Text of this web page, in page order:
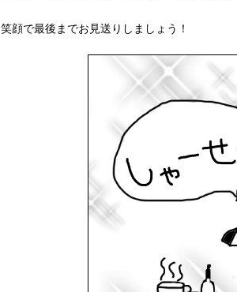
笑顔で最後までお見送りしましょう！